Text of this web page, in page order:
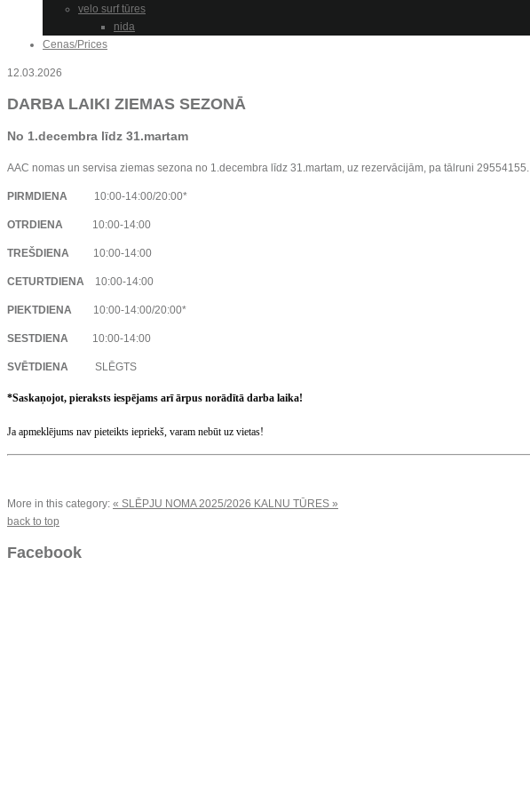
velo surf tūres
nida
Cenas/Prices
12.03.2026
DARBA LAIKI ZIEMAS SEZONĀ
No 1.decembra līdz 31.martam
AAC nomas un servisa ziemas sezona no 1.decembra līdz 31.martam, uz rezervācijām, pa tālruni 29554155.
PIRMDIENA 10:00-14:00/20:00*
OTRDIENA 10:00-14:00
TREŠDIENA 10:00-14:00
CETURTDIENA 10:00-14:00
PIEKTDIENA 10:00-14:00/20:00*
SESTDIENA 10:00-14:00
SVĒTDIENA SLĒGTS
*Saskaņojot, pieraksts iespējams arī ārpus norādītā darba laika!
Ja apmeklējums nav pieteikts iepriekš, varam nebūt uz vietas!
More in this category: « SLĒPJU NOMA2025/2026 KALNU TŪRES »
back to top
Facebook